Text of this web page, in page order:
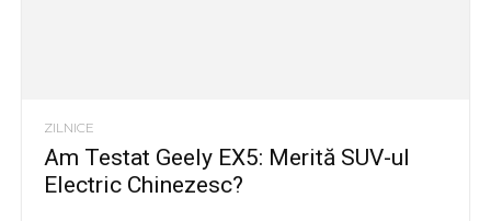
ZILNICE
Am Testat Geely EX5: Merită SUV-ul
Electric Chinezesc?